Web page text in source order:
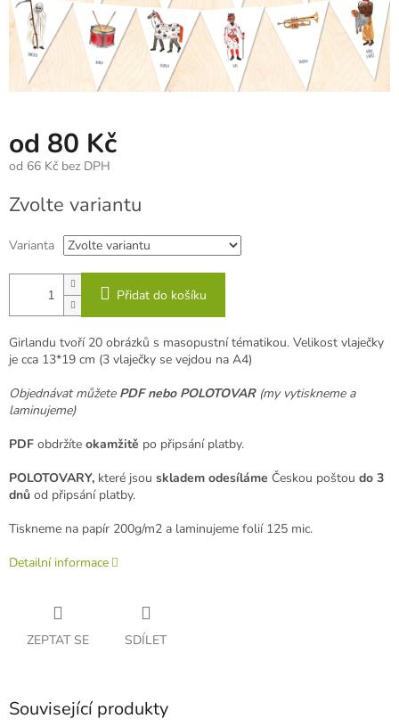
od 80 Kč
od 66 Kč bez DPH
cena:
Zvolte variantu
Varianta
Přidat do košíku
Girlandu tvoří 20 obrázků s masopustní tématikou. Velikost vlaječky
je cca 13*19 cm (3 vlaječky se vejdou na A4)
Objednávat můžete PDF nebo POLOTOVAR (my vytiskneme a
laminujeme)
PDF obdržíte okamžitě po připsání platby.
POLOTOVARY, které jsou skladem odesíláme Českou poštou do 3
dnů od připsání platby.
Tiskneme na papír 200g/m2 a laminujeme folií 125 mic.
Detailní informace
ZEPTAT SE SDÍLET
Související produkty